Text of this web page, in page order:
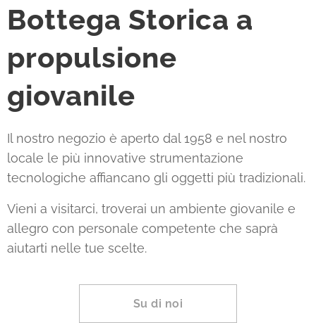
Bottega Storica a
propulsione
giovanile
Il nostro negozio è aperto dal 1958 e nel nostro
locale le più innovative strumentazione
tecnologiche affiancano gli oggetti più tradizionali.
Vieni a visitarci, troverai un ambiente giovanile e
allegro con personale competente che saprà
aiutarti nelle tue scelte.
Su di noi